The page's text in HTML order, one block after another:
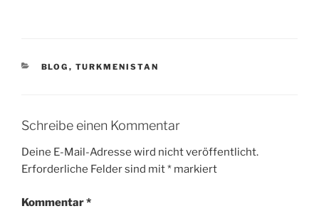
KATEGORIEN
BLOG , TURKMENISTAN
Schreibe einen Kommentar
Deine E-Mail-Adresse wird nicht veröffentlicht.
Erforderliche Felder sind mit* markiert
Kommentar*